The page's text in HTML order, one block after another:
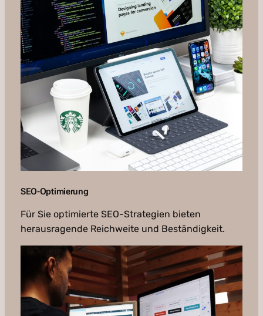
SEO-Optimierung
Für Sie optimierte SEO-Strategien bieten
herausragende Reichweite und Beständigkeit.